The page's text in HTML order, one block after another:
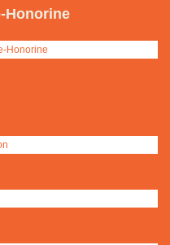
Honorine
Honorine